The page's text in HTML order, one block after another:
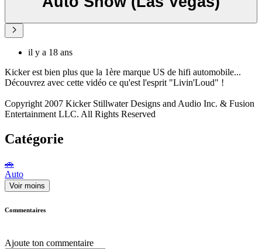
il y a 18 ans
Kicker est bien plus que la 1ère marque US de hifi automobile...
Découvrez avec cette vidéo ce qu'est l'esprit "Livin'Loud" !
Copyright 2007 Kicker Stillwater Designs and Audio Inc. & Fusion
Entertainment LLC. All Rights Reserved
Catégorie
🚗
Auto
Voir moins
Commentaires
Ajoute ton commentaire